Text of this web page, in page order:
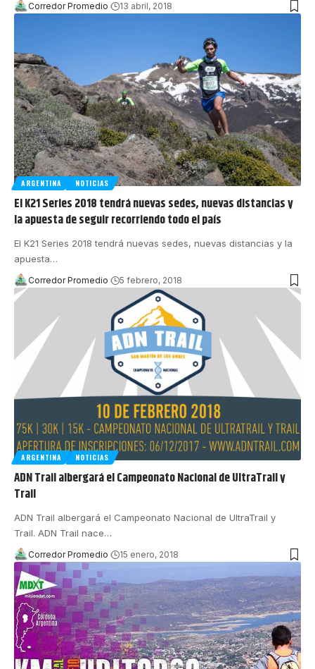
Corredor Promedio 13 abril, 2018
ARGENTINA NOTICIAS
El K21 Series 2018 tendrá nuevas sedes, nuevas distancias y
la apuesta de seguir recorriendo todo el país
El K21 Series 2018 tendrá nuevas sedes, nuevas distancias y la
apuesta…
Corredor Promedio 5 febrero, 2018
ARGENTINA NOTICIAS
ADN Trail albergará el Campeonato Nacional de UltraTrail y
Trail
ADN Trail albergará el Campeonato Nacional de UltraTrail y
Trail. ADN Trail nace…
Corredor Promedio 15 enero, 2018